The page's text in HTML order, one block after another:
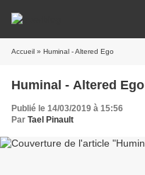
Accueil » Huminal - Altered Ego
Huminal - Altered Ego
Publié le 14/03/2019 à 15:56
Par Tael Pinault